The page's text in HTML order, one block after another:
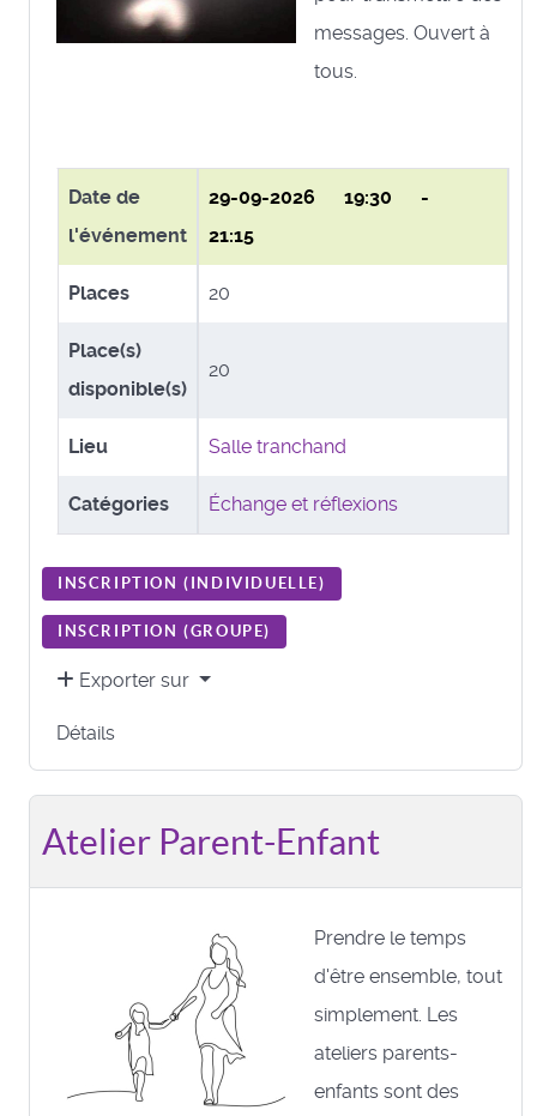
messages. Ouvert à
tous.
Date de
l'événement
29-09-2026 19:30 -
21:15
Places 20
Place(s)
disponible(s)
20
Lieu Salle tranchand
Catégories Échange et réflexions
INSCRIPTION ( INDIVIDUELLE)
INSCRIPTION (GROUPE)
Exporter sur
Détails
Atelier Parent-Enfant
Prendre le temps
d'être ensemble, tout
simplement. Les
ateliers parents-
enfants sont des